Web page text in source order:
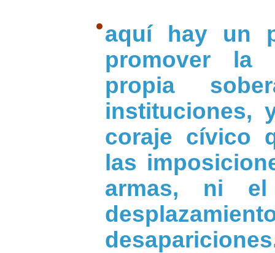
aquí hay un
promover la
propia
instituciones,
coraje cívico
las
armas, ni